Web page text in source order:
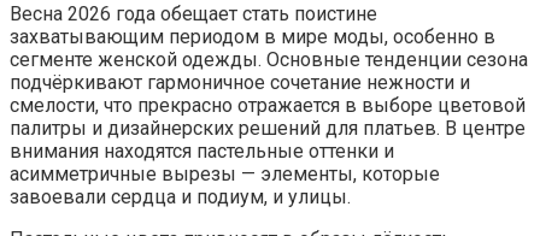
Весна 2026 года обещает стать поистине
захватывающим периодом в мире моды, особенно в
сегменте женской одежды. Основные тенденции сезона
подчёркивают гармоничное сочетание нежности и
смелости, что прекрасно отражается в выборе цветовой
палитры и дизайнерских решений для платьев. В центре
внимания находятся пастельные оттенки и
асимметричные вырезы — элементы, которые
завоевали сердца и подиум, и улицы.